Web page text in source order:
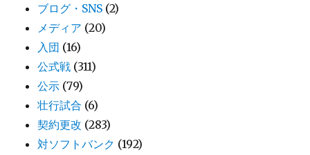
ブログ・SNS (2)
メディア (20)
入団 (16)
公式戦 (311)
公示 (79)
壮行試合 (6)
契約更改 (283)
対ソフトバンク (192)